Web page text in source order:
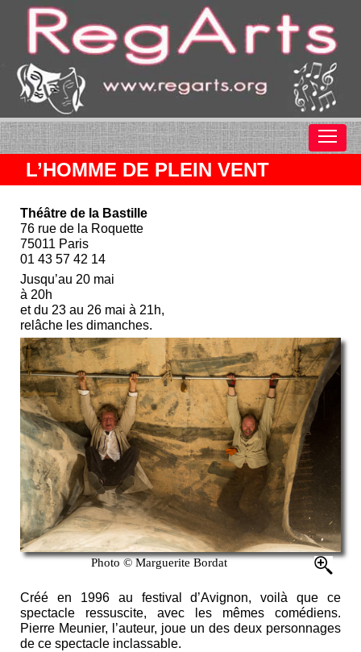
L’HOMME DE PLEIN VENT
Théâtre de la Bastille
76 rue de la Roquette
75011 Paris
01 43 57 42 14
Jusqu’au 20 mai
à 20h
et du 23 au 26 mai à 21h,
relâche les dimanches.
Photo © Marguerite Bordat
Créé en 1996 au festival d’Avignon, voilà que ce
spectacle ressuscite, avec les mêmes comédiens.
Pierre Meunier, l’auteur, joue un des deux personnages
de ce spectacle inclassable.